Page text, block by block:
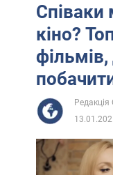
Співаки
кіно?
Редакція